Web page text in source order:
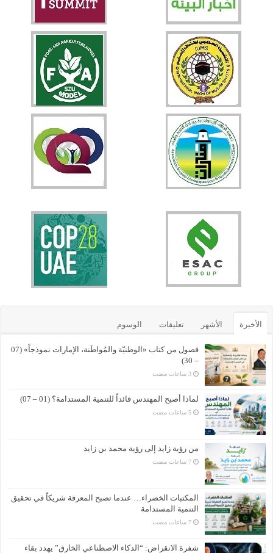
الأخيرة الأشهر تعليقات الوسوم
فصول من كتاب «الوطنيّة والمُواطَنة، الإمارات نموذجاً» (07
– 30)
لماذا أصبح المهندس قائداً للتنمية المستدامة؟ (01 – 07)
من رؤية زايد إلى رؤية محمد بن زايد
المكتبات الخضراء… عندما تصبح المعرفة شريكاً في تحقيق
التنمية المستدامة
شفرة الانقراض: “الذكاء الاصطناعي الخارق” يهدد بقاء